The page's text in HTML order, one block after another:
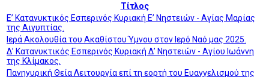
Τίτλος
Ε’ Κατανυκτικός Εσπερινός Κυριακή Ε’ Νηστειών - Αγίας Μαρίας
της Αιγυπτίας.
Ιερά Ακολουθία του Ακαθίστου Ύμνου στον Ιερό Ναό μας 2025.
Δ’ Κατανυκτικός Εσπερινός Κυριακή Δ’ Νηστειών - Αγίου Ιωάννη
της Κλίμακος.
Πανηγυρική Θεία Λειτουργία επί τη εορτή του Ευαγγελισμού της